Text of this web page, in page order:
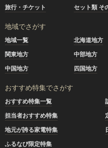
旅行・チケット
セット類 そ
地域でさがす
地域一覧 北海道地方
関東地方
中部地方
中国地方
四国地方
おすすめ特集でさがす
おすすめ特集一覧
担当者おすすめ特集
地元が誇る家電特集
ふるなび限定特集